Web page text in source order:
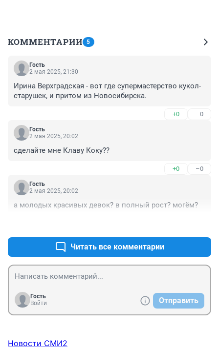
КОММЕНТАРИИ 5
Гость
2 мая 2025, 21:30
Ирина Верхградская - вот где супермастерство кукол-
старушек, и притом из Новосибирска.
+0 –0
Гость
2 мая 2025, 20:02
сделайте мне Клаву Коку??
+0 –0
Гость
2 мая 2025, 20:02
а молодых красивых девок? в полный рост? могём?
Читать все комментарии
Гость
Войти
Отправить
Новости СМИ2